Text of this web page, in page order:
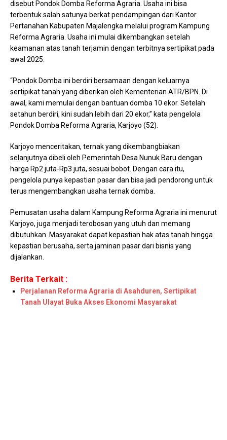
disebut Pondok Domba Reforma Agraria. Usaha ini bisa
terbentuk salah satunya berkat pendampingan dari Kantor
Pertanahan Kabupaten Majalengka melalui program Kampung
Reforma Agraria. Usaha ini mulai dikembangkan setelah
keamanan atas tanah terjamin dengan terbitnya sertipikat pada
awal 2025.
“Pondok Domba ini berdiri bersamaan dengan keluarnya
sertipikat tanah yang diberikan oleh Kementerian ATR/BPN. Di
awal, kami memulai dengan bantuan domba 10 ekor. Setelah
setahun berdiri, kini sudah lebih dari 20 ekor,” kata pengelola
Pondok Domba Reforma Agraria, Karjoyo (52).
Karjoyo menceritakan, ternak yang dikembangbiakan
selanjutnya dibeli oleh Pemerintah Desa Nunuk Baru dengan
harga Rp2 juta-Rp3 juta, sesuai bobot. Dengan cara itu,
pengelola punya kepastian pasar dan bisa jadi pendorong untuk
terus mengembangkan usaha ternak domba.
Pemusatan usaha dalam Kampung Reforma Agraria ini menurut
Karjoyo, juga menjadi terobosan yang utuh dan memang
dibutuhkan. Masyarakat dapat kepastian hak atas tanah hingga
kepastian berusaha, serta jaminan pasar dari bisnis yang
dijalankan.
Berita Terkait :
Perjalanan Reforma Agraria di Asahduren, Sertipikat
Tanah Ulayat Buka Akses Ekonomi Masyarakat